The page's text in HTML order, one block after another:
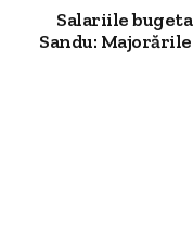
Salariile
Sandu: